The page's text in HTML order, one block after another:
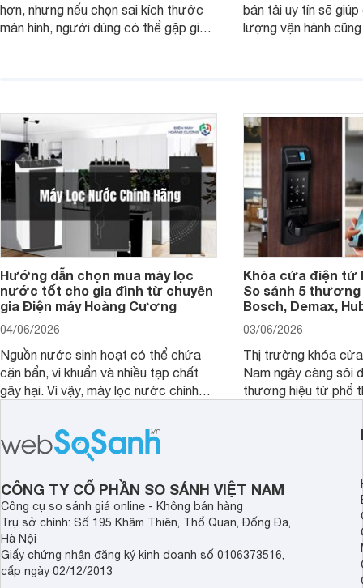
hơn, nhưng nếu chọn sai kích thước
màn hình, người dùng có thể gặp giao
bán tải uy tín sẽ
lượng vận hành
Hướng dẫn chọn mua máy lọc
nước tốt cho gia đình từ chuyên
gia Điện máy Hoàng Cương
04/06/2026
Nguồn nước sinh hoạt có thể chứa
cặn bẩn, vi khuẩn và nhiều tạp chất
gây hại. Vì vậy, máy lọc nước chính
sức khỏe và đảm bảo nguồn nước
sạch cho cả gia đình.
Khóa cửa điện tử
So sánh 5 thương
Bosch, Demax,
03/06/2026
Thị trường khóa
Nam ngày càng sôi
thương hiệu từ phổ
cửa điện tử hãng
sẽ so sánh 5
Demax, Hubert và
CÔNG TY CỔ PHẦN SO SÁNH VIỆT NAM
Công cụ so sánh giá online - Không bán hàng
Trụ sở chính: Số 195 Khâm Thiên, Thổ Quan, Đống Đa,
Hà Nội
Giấy chứng nhận đăng ký kinh doanh số 0106373516,
cấp ngày 02/12/2013